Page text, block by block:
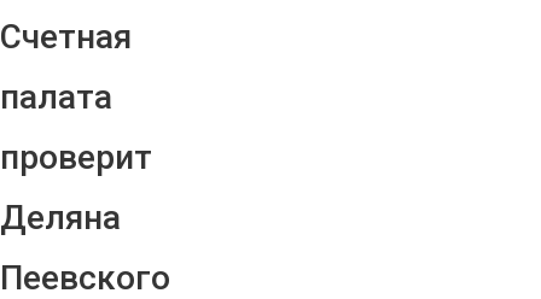
Счетная
палата
проверит
Деляна
Пеевского